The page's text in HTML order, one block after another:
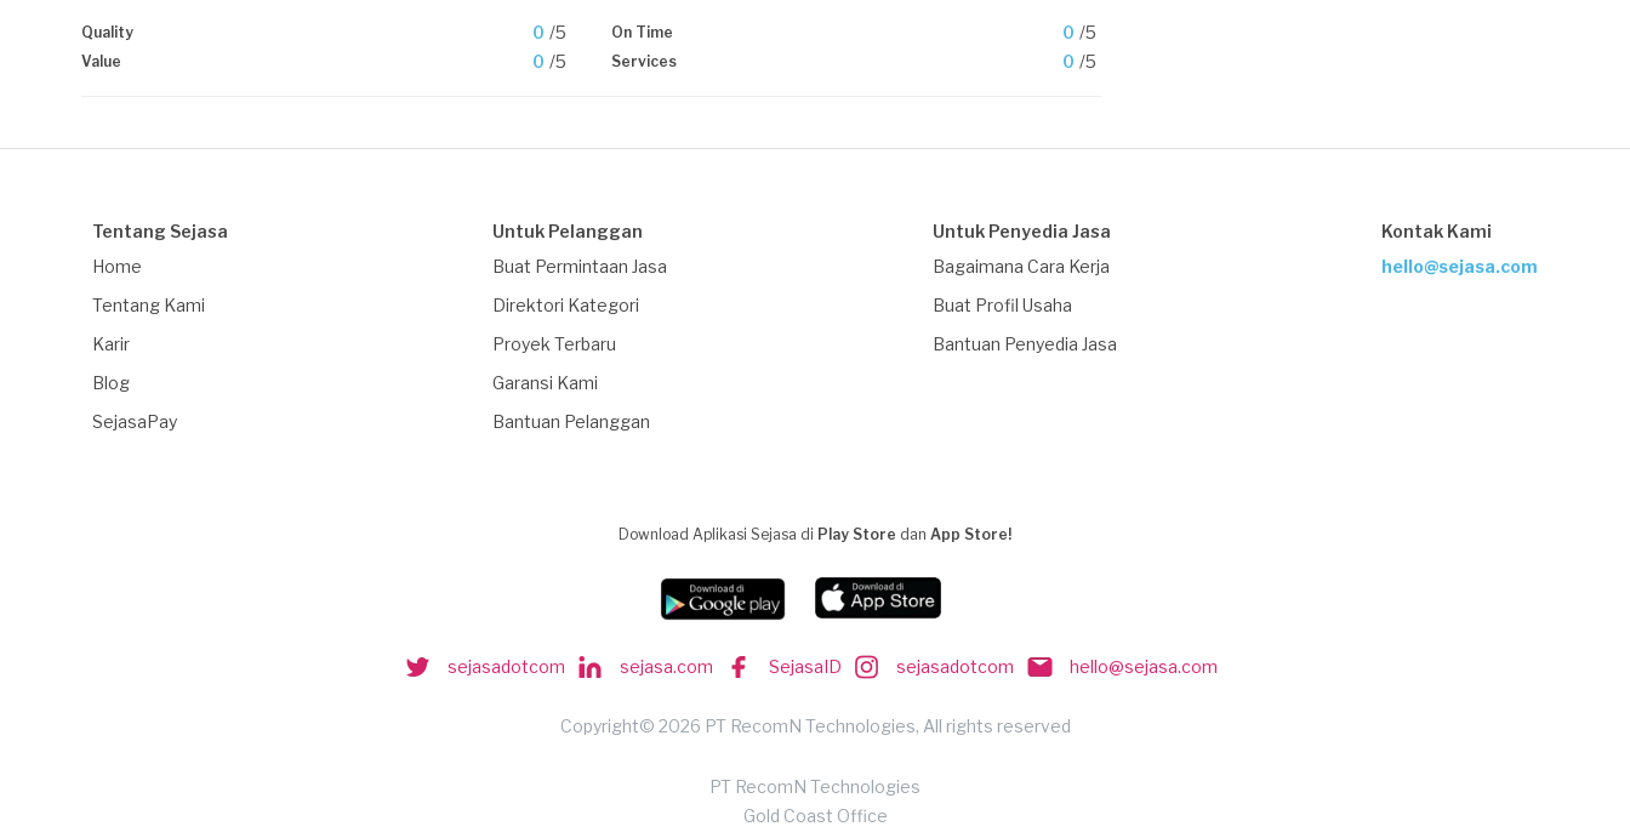
Quality 0 /5 On Time 0 /5
Value 0 /5 Services 0 /5
Tentang Sejasa
Home
Tentang Kami
Karir
Blog
SejasaPay
Untuk Pelanggan
Buat Permintaan Jasa
Direktori Kategori
Proyek Terbaru
Garansi Kami
Bantuan Pelanggan
Untuk Penyedia Jasa
Bagaimana Cara Kerja
Buat Profil Usaha
Bantuan Penyedia Jasa
Kontak Kami
hello@sejasa.com
Download Aplikasi Sejasa di Play Store dan App Store!
sejasadotcom sejasa.com SejasaID sejasadotcom hello@sejasa.com
Copyright© 2026 PT RecomN Technologies, All rights reserved
PT RecomN Technologies
Gold Coast Office